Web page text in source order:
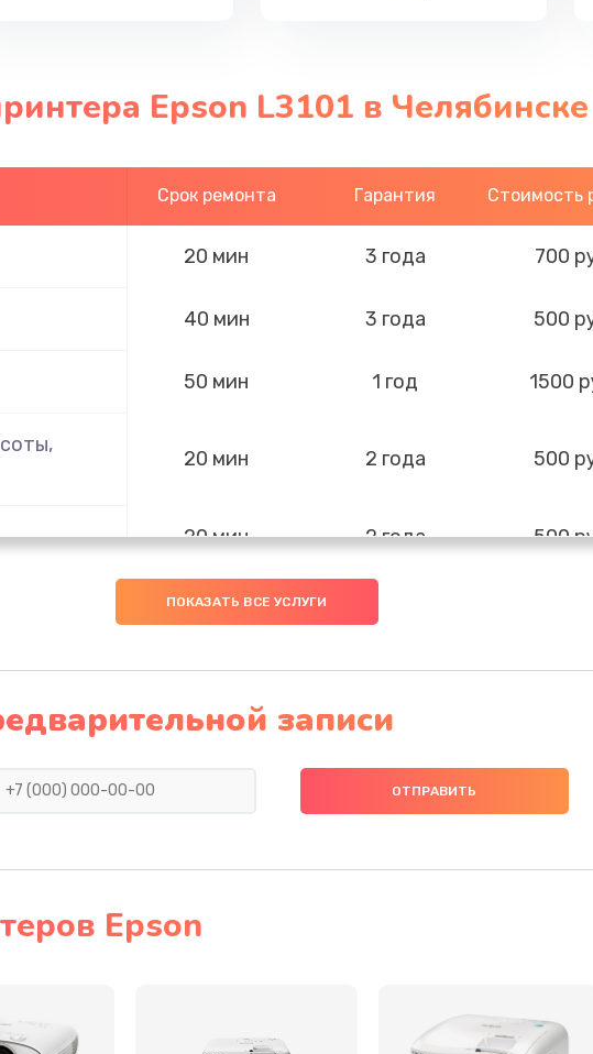
Epson L3101 в Челябинске
Срок ремонта Гарантия Стоимость
20 мин 3 года 700
40 мин 3 года 500
50 мин 1 год 1500
20 мин 2 года 500
20 мин 2 года 500
20 мин
1 год 700
60 мин
ПОКАЗАТЬ ВСЕ УСЛУГИ
записи
Epson